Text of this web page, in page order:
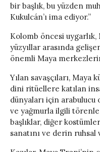
bir başlık, bu yüzden
Kukulcán’ı ima ediyor.”
Kolomb öncesi uygarlık,
yüzyıllar arasında
önemli Maya
Yılan savaşçıları,
dini ritüellere katılan
dünyaları için arabulucu
ve yağmurla ilgili
başlıklar, diğer
sanatını ve derin ruhsal